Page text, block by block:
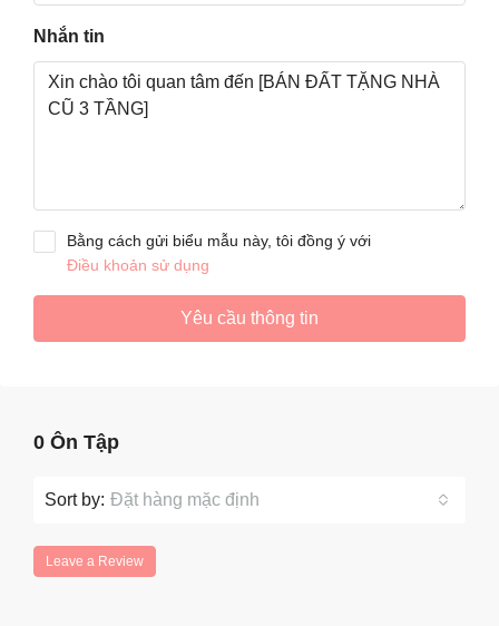
Nhắn tin
Bằng cách gửi biểu mẫu này, tôi đồng ý với
Điều khoản sử dụng
Yêu cầu thông tin
0 Ôn Tập
Sort by: Đặt hàng mặc định
Leave a Review